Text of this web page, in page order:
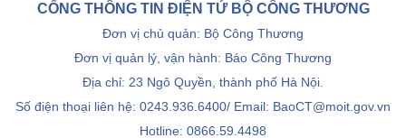
CỔNG THÔNG TIN ĐIỆN TỬ BỘ CÔNG THƯƠNG
Đơn vị chủ quản: Bộ Công Thương
Đơn vị quản lý, vận hành: Báo Công Thương
Địa chỉ: 23 Ngô Quyền, thành phố Hà Nội.
Số điện thoại liên hệ: 0243.936.6400/ Email: BaoCT@moit.gov.vn
Hotline: 0866.59.4498